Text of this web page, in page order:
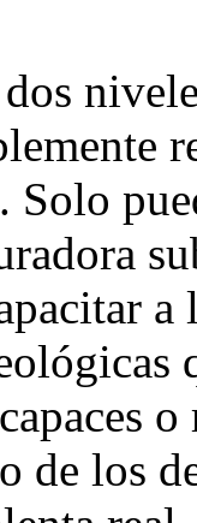
de los